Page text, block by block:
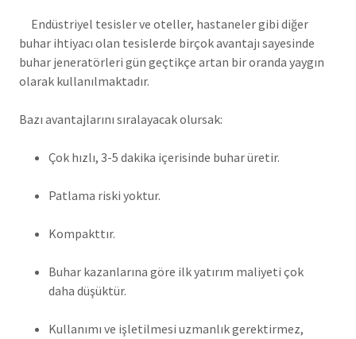
Endüstriyel tesisler ve oteller, hastaneler gibi diğer
buhar ihtiyacı olan tesislerde birçok avantajı sayesinde
buhar jeneratörleri gün geçtikçe artan bir oranda yaygın
olarak kullanılmaktadır.
Bazı avantajlarını sıralayacak olursak:
Çok hızlı, 3-5 dakika içerisinde buhar üretir.
Patlama riski yoktur.
Kompakttır.
Buhar kazanlarına göre ilk yatırım maliyeti çok
daha düşüktür.
Kullanımı ve işletilmesi uzmanlık gerektirmez,